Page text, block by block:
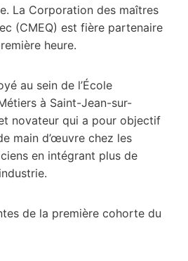
La Corporation des maîtres
(CMEQ) est fière partenaire
heure.
au sein de l’École
à Saint-Jean-sur-
novateur qui a pour objectif
main d’œuvre chez les
en intégrant plus de
de la première cohorte du